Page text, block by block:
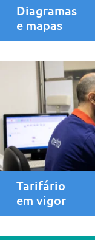
Diagramas
e mapas
Tarifário
em vigor